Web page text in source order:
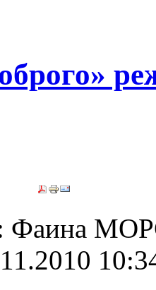
Фаина